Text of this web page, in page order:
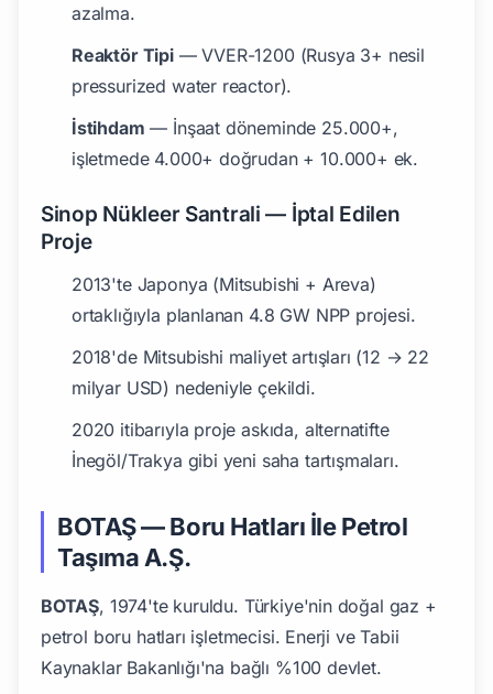
azalma.
Reaktör Tipi— VVER-1200 (Rusya 3+ nesil
pressurized water reactor).
İstihdam — İnşaat döneminde 25.000+,
işletmede 4.000+ doğrudan + 10.000+ ek.
Sinop Nükleer Santrali — İptal Edilen
Proje
2013'te Japonya (Mitsubishi + Areva)
ortaklığıyla planlanan 4.8 GW NPP projesi.
2018'de Mitsubishi maliyet artışları (12 → 22
milyar USD) nedeniyle çekildi.
2020 itibarıyla proje askıda, alternatifte
İnegöl/Trakya gibi yeni saha tartışmaları.
BOTAŞ — Boru Hatları İle Petrol
Taşıma A.Ş.
BOTAŞ, 1974'te kuruldu. Türkiye'nin doğal gaz +
petrol boru hatları işletmecisi. Enerji ve Tabii
Kaynaklar Bakanlığı'na bağlı %100 devlet.